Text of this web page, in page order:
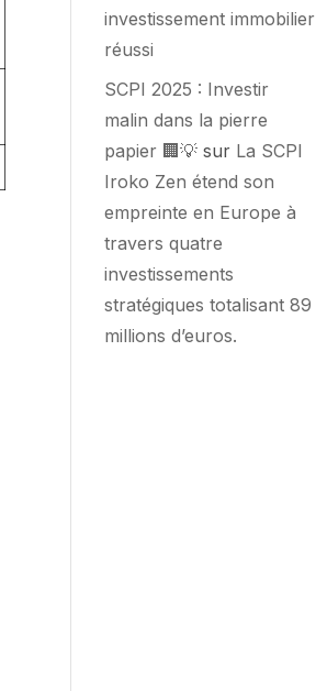
investissement immobilier
réussi
SCPI 2025 : Investir
malin dans la pierre
papier 🏢💡 sur La SCPI
Iroko Zen étend son
empreinte en Europe à
travers quatre
investissements
stratégiques totalisant 89
millions d’euros.